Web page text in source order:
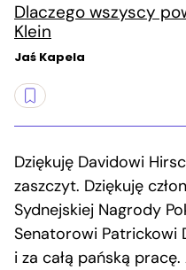
Dlaczego wszyscy
Klein
Jaś Kapela
Dziękuję Davidowi
zaszczyt. Dziękuję
Sydnejskiej Nagrody
Senatorowi Patrickowi
i za całą pańską